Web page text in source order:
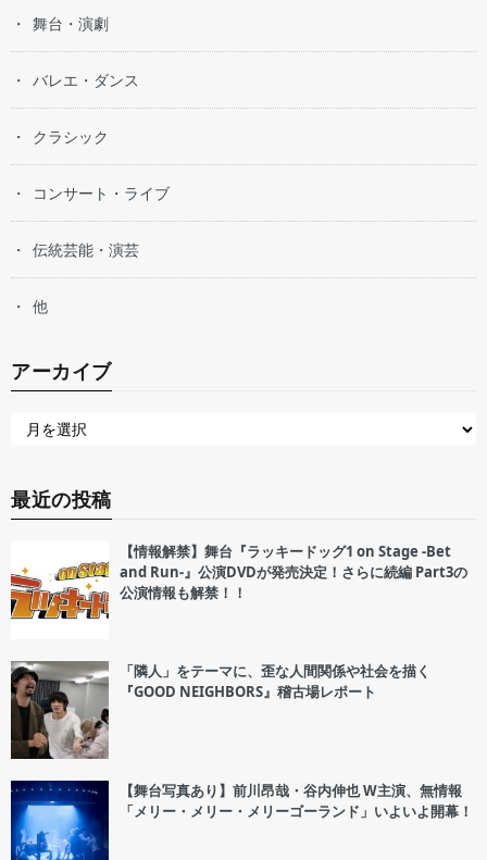
舞台・演劇
バレエ・ダンス
クラシック
コンサート・ライブ
伝統芸能・演芸
他
アーカイブ
最近の投稿
【情報解禁】舞台『ラッキードッグ1 on Stage -Bet
and Run-』公演DVDが発売決定！さらに続編 Part3の
公演情報も解禁！！
「隣人」をテーマに、歪な人間関係や社会を描く
『GOOD NEIGHBORS』稽古場レポート
【舞台写真あり】前川昂哉・谷内伸也 W主演、無情報
「メリー・メリー・メリーゴーランド」いよいよ開幕！